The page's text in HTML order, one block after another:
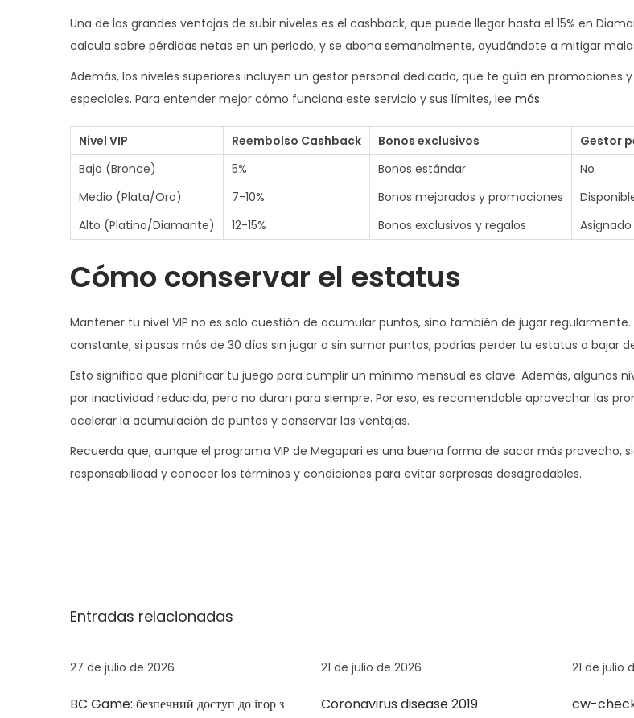
Una de las grandes ventajas de subir niveles es el cashback, que puede llegar hasta el 15% en
calcula sobre pérdidas netas en un periodo, y se abona semanalmente, ayudándote a mitigar
Además, los niveles superiores incluyen un gestor personal dedicado, que te guía en promociones
especiales. Para entender mejor cómo funciona este servicio y sus límites, lee más.
Nivel VIP Reembolso Cashback Bonos exclusivos
Gestor
Bajo (Bronce)
5% Bonos estándar
No
Medio (Plata/Oro)
7-10% Bonos mejorados y promociones
Alto (Platino/Diamante)
12-15% Bonos exclusivos y regalos
Cómo conservar el estatus
Mantener tu nivel VIP no es solo cuestión de acumular puntos, sino también de jugar
constante; si pasas más de 30 días sin jugar o sin sumar puntos, podrías perder tu estatus o bajar
Esto significa que planificar tu juego para cumplir un mínimo mensual es clave. Además, algunos
por inactividad reducida, pero no duran para siempre. Por eso, es recomendable aprovechar las
acelerar la acumulación de puntos y conservar las ventajas.
Recuerda que, aunque el programa VIP de Megapari es una buena forma de sacar más provecho,
responsabilidad y conocer los términos y condiciones para evitar sorpresas desagradables.
v
d
a
t
t
a
a
Entradas relacionadas
27 de julio de 2026
BC Game: безпечний доступ до ігор з
21 de julio de 2026
Coronavirus disease 2019
21 de julio
cw-